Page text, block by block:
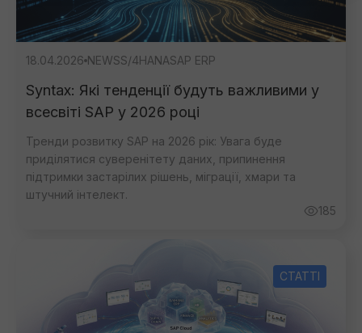
18.04.2026 NEWSS/4HANASAP ERP
Syntax: Які тенденції будуть важливими у
всесвіті SAP у 2026 році
Тренди розвитку SAP на 2026 рік: Увага буде
приділятися суверенітету даних, припинення
підтримки застарілих рішень, міграції, хмари та
штучний інтелект.
185
СТАТТІ